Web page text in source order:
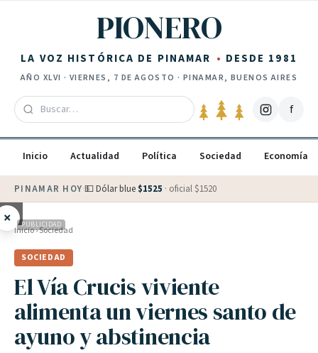
PIONERO
LA VOZ HISTÓRICA DE PINAMAR DESDE 1981
AÑO XLVI · VIERNES, 7 DE AGOSTO · PINAMAR, BUENOS AIRES
f
Inicio Actualidad Política Sociedad Economía
PINAMAR HOY·💵 Dólar blue $1525 · oficial $1520
× PUBLICIDAD
Inicio›Sociedad
SOCIEDAD
El Vía Crucis viviente
alimenta un viernes santo de
ayuno y abstinencia